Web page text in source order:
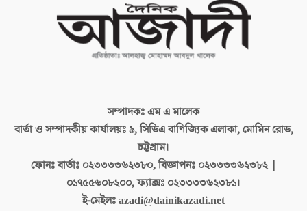
সম্পাদকঃএম এ মালেক
বার্তা ও সম্পাদকীয় কার্যালয়ঃ৯, সিডিএ বাণিজ্যিক এলাকা, মোমিন রোড,
চট্টগ্রাম।
ফোনঃ বার্তাঃ ০২৩৩৩৩৬২৩৮০, বিজ্ঞাপনঃ ০২৩৩৩৩৬২৩৮২ |
০১৭৫৫৬০৮২০০, ফ্যাক্সঃ ০২৩৩৩৩৬২৩৮১।
ই-মেইলঃazadi@dainikazadi.net